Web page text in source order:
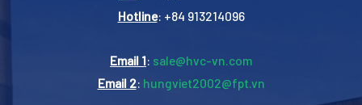
Hotline: +84 913214096
Email 1: sale@hvc-vn.com
Email 2: hungviet2002@fpt.vn